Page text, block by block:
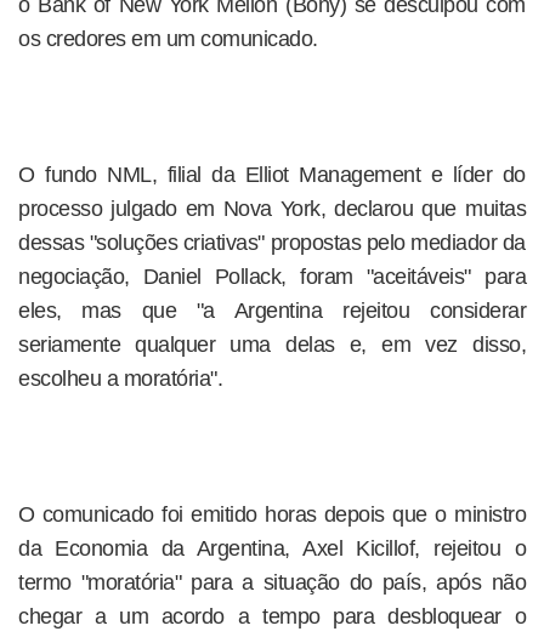
o Bank of New York Mellon (Bony) se desculpou com
os credores em um comunicado.
O fundo NML, filial da Elliot Management e líder do
processo julgado em Nova York, declarou que muitas
dessas "soluções criativas" propostas pelo mediador da
negociação, Daniel Pollack, foram "aceitáveis" para
eles, mas que "a Argentina rejeitou considerar
seriamente qualquer uma delas e, em vez disso,
escolheu a moratória".
O comunicado foi emitido horas depois que o ministro
da Economia da Argentina, Axel Kicillof, rejeitou o
termo "moratória" para a situação do país, após não
chegar a um acordo a tempo para desbloquear o